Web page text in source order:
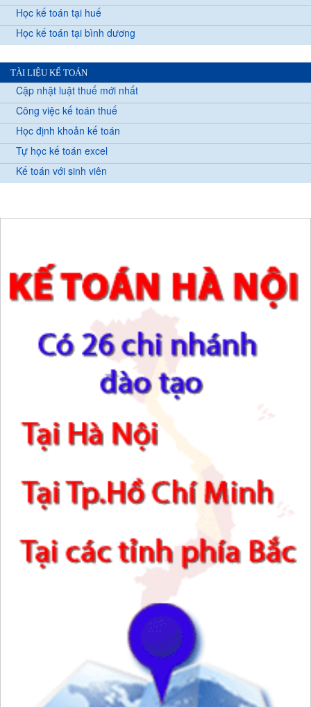
Học kế toán tại huế
Học kế toán tại bình dương
TÀI LIỆU KẾ TOÁN
Cập nhật luật thuế mới nhất
Công việc kế toán thuế
Học định khoản kế toán
Tự học kế toán excel
Kế toán với sinh viên